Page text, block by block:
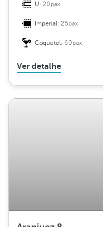
U:20pax
Imperial:25pax
Coquetel:60pax
Ver detalhe